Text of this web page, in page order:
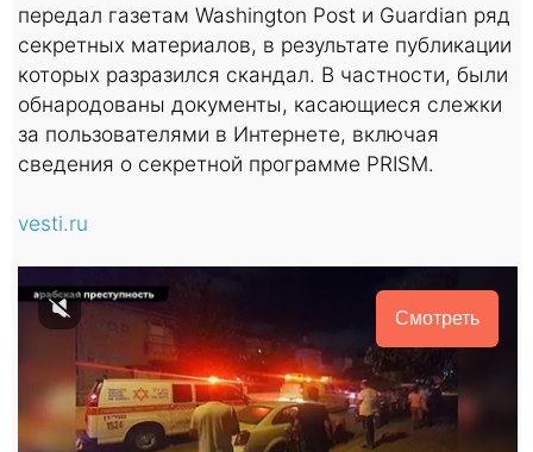
передал газетам Washington Post и Guardian ряд
секретных материалов, в результате публикации
которых разразился скандал. В частности, были
обнародованы документы, касающиеся слежки
за пользователями в Интернете, включая
сведения о секретной программе PRISM.
vesti.ru
Смотреть